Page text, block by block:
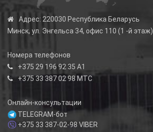
Адрес: 220030 Республика Беларусь
Минск, ул. Энгельса 34, офис 110 (1 -й этаж)
Номера телефонов
+375 29 196 92 35 А1
+375 33 387 02 98МТС
Онлайн-консультации
TELEGRAM-бот
+375 33 387-02-98 VIBER